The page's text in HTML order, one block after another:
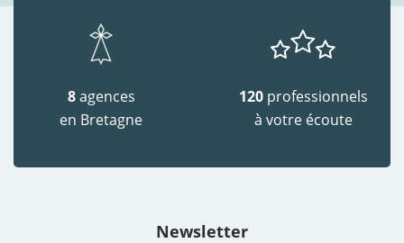
8agences
en Bretagne
120 professionnels
à votre écoute
Newsletter